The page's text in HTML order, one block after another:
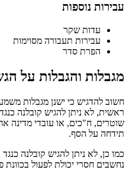
עבירות נוספות
עדות שקר
עבירות תעבורה מסוימות
הפרת סדר
מגבלות והגבלות על
חשוב להדגיש כי ישנן מגבלות
ראשית, לא ניתן להגיש קובלנה
שוטרים, ח"כים, או עובדי מדינה
תידחה על הסף.
נחשבים חסרי יכולת לפעול בכוונת